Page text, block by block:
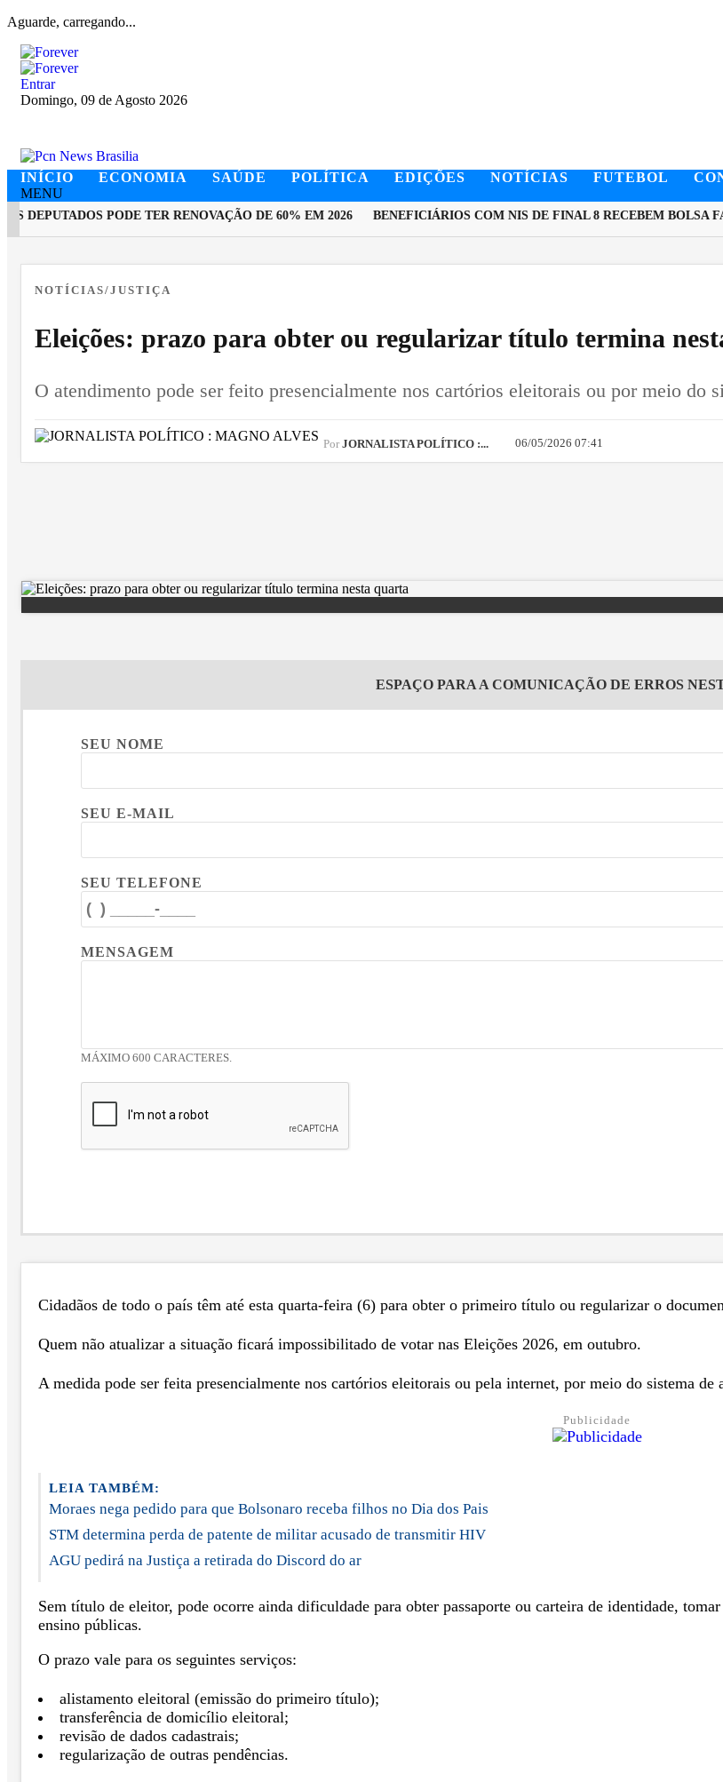
Aguarde, carregando...
Entrar
Domingo, 09 de Agosto 2026
INÍCIO ECONOMIA SAÚDE POLÍTICA EDIÇÕES NOTÍCIAS FUTEBOL
MENU
DEPUTADOS PODE TER RENOVAÇÃO DE 60% EM 2026 BENEFICIÁRIOS COM NIS DE FINAL 8 RECEBEM BOLSA
NOTÍCIAS/JUSTIÇA
Eleições: prazo para obter ou regularizar título termina
O atendimento pode ser feito presencialmente nos cartórios eleitorais ou por meio do
Por JORNALISTA POLÍTICO :... 06/05/2026 07:41
ESPAÇO PARA A COMUNICAÇÃO DE ERROS
SEU NOME
SEU E-MAIL
SEU TELEFONE
MENSAGEM
MÁXIMO 600 CARACTERES.
Cidadãos de todo o país têm até esta quarta-feira (6) para obter o primeiro título ou regularizar o
Quem não atualizar a situação ficará impossibilitado de votar nas Eleições 2026, em outubro.
A medida pode ser feita presencialmente nos cartórios eleitorais ou pela internet, por meio do sistema
Publicidade
LEIA TAMBÉM:
Moraes nega pedido para que Bolsonaro receba filhos no Dia dos Pais
STM determina perda de patente de militar acusado de transmitir HIV
AGU pedirá na Justiça a retirada do Discord do ar
Sem título de eleitor, pode ocorre ainda dificuldade para obter passaporte ou carteira de identidade,
ensino públicas.
O prazo vale para os seguintes serviços:
alistamento eleitoral (emissão do primeiro título);
transferência de domicílio eleitoral;
revisão de dados cadastrais;
regularização de outras pendências.